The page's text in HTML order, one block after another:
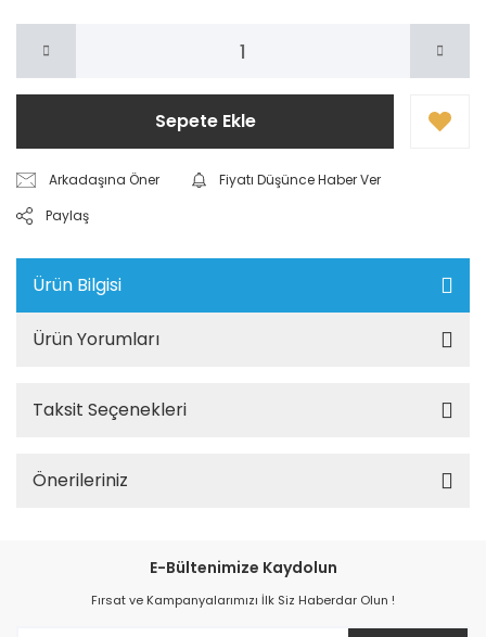
Sepete Ekle
Arkadaşına Öner
Fiyatı Düşünce Haber Ver
Paylaş
Ürün Bilgisi
Ürün Yorumları
Taksit Seçenekleri
Önerileriniz
E-Bültenimize Kaydolun
Fırsat ve Kampanyalarımızı İlk Siz Haberdar Olun !